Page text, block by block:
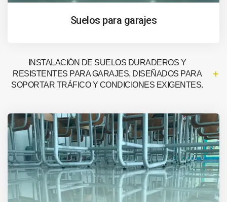
Suelos para garajes
INSTALACIÓN DE SUELOS DURADEROS Y
RESISTENTES PARA GARAJES, DISEÑADOS PARA
SOPORTAR TRÁFICO Y CONDICIONES EXIGENTES.